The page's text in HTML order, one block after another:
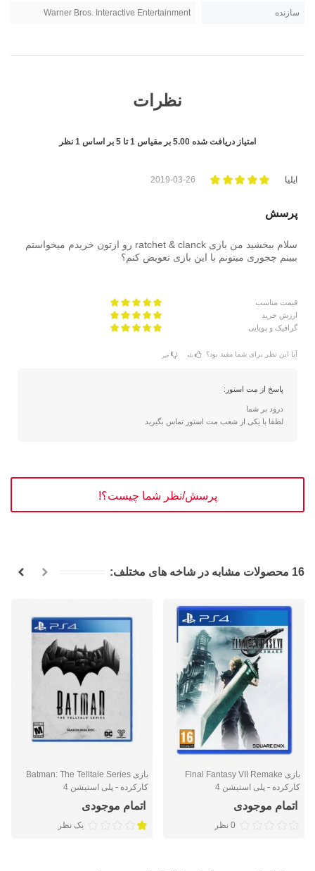
سازنده Warner Bros. Interactive Entertainment
نظرات
امتیاز دریافت شده 5.00 بر مقیاس 1تا 5 بر اساس 1 نظر
ایلیا 2019-03-26
پرسش
سلام ببخشید من بازی ratchet & clanck رو ازتون خریدم میخواستم
ببینم چجوری میتونم با این بازی تعویض کنم؟
قیمت مناسب
ارزش خرید
گرافیک و پویایی
آیا این نظر برای شما مفید بود؟ بله خیر
پاسخ از مت استور:
درود بر شما
لطفا با یکی از شعب مت استور تماس بگیرید
پرسش/نظر شما چیست؟!
16 محصولات مشابه در شاخه های مختلف:
بازی Final Fantasy VII Remake
کارکرده - پلی استیشن 4
اتمام موجودی
0 نظر
بازی Batman: The Telltale Series
کارکرده - پلی استیشن 4
اتمام موجودی
یک نظر